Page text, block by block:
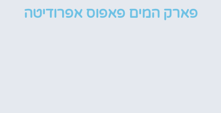
פארק המים פאפוס אפרודיטה